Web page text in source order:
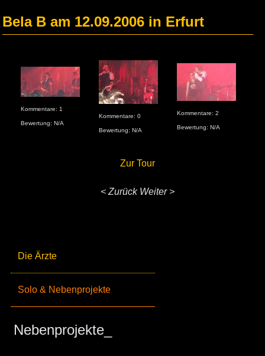
Die Ärzte
Solo & Nebenprojekte
Nebenprojekte_
Bela B am 12.09.2006 in Erfurt
Kommentare: 1
Bewertung: N/A
Kommentare: 0
Bewertung: N/A
Kommentare: 2
Bewertung: N/A
Zur Tour
< Zurück Weiter >